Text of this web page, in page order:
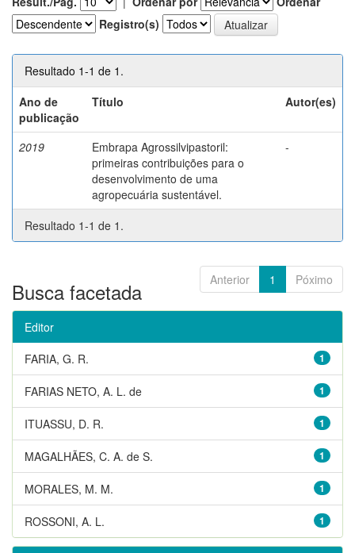
Registro(s)
Resultado 1-1 de 1.
Ano de
publicação
Título Autor(es)
2019
Embrapa Agrossilvipastoril:
primeiras contribuições para o
desenvolvimento de uma
agropecuária sustentável.
-
Resultado 1-1 de 1.
Anterior 1 Póximo
Busca facetada
Editor
1
FARIA, G. R.
1
FARIAS NETO, A. L. de
1
ITUASSU, D. R.
1
MAGALHÃES, C. A. de S.
1
MORALES, M. M.
1
ROSSONI, A. L.